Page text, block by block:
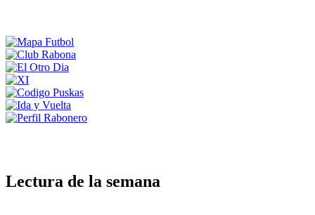
Lectura de la semana